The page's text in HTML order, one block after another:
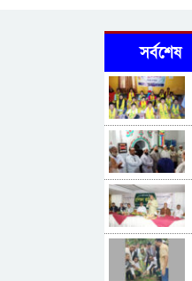
সর্বশেষ